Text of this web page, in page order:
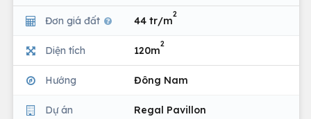
Đơn giá đất 44 tr/m
2
Diện tích 120m
2
Hướng Đông Nam
Dự án Regal Pavillon